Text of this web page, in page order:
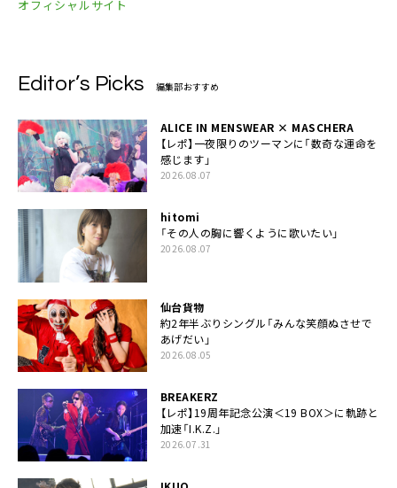
オフィシャルサイト
Editor’s Picks 編集部おすすめ
ALICE IN MENSWEAR × MASCHERA
【レポ】一夜限りのツーマンに「数奇な運命を
感じます」
2026.08.07
hitomi
「その人の胸に響くように歌いたい」
2026.08.07
仙台貨物
約2年半ぶりシングル「みんな笑顔ぬさせで
あげだい」
2026.08.05
BREAKERZ
【レポ】19周年記念公演＜19 BOX＞に軌跡と
加速「I.K.Z.」
2026.07.31